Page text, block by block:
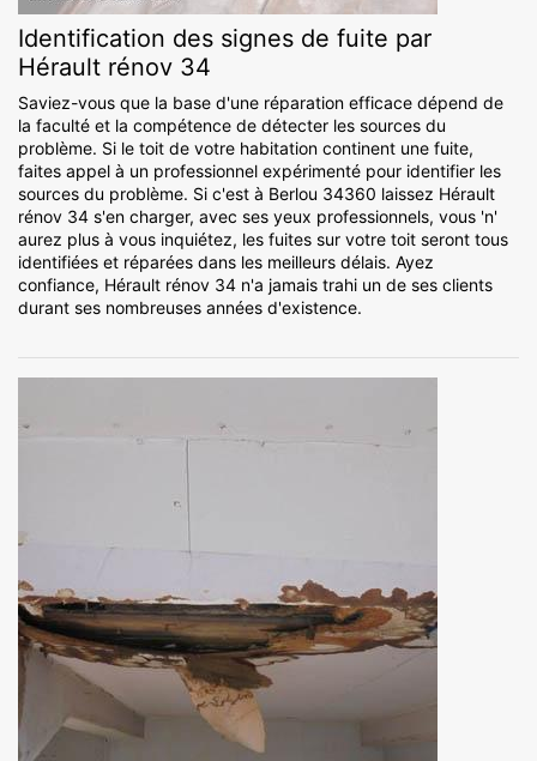
Identification des signes de fuite par
Hérault rénov 34
Saviez-vous que la base d'une réparation efficace dépend de
la faculté et la compétence de détecter les sources du
problème. Si le toit de votre habitation continent une fuite,
faites appel à un professionnel expérimenté pour identifier les
sources du problème. Si c'est à Berlou 34360 laissez Hérault
rénov 34 s'en charger, avec ses yeux professionnels, vous 'n'
aurez plus à vous inquiétez, les fuites sur votre toit seront tous
identifiées et réparées dans les meilleurs délais. Ayez
confiance, Hérault rénov 34 n'a jamais trahi un de ses clients
durant ses nombreuses années d'existence.